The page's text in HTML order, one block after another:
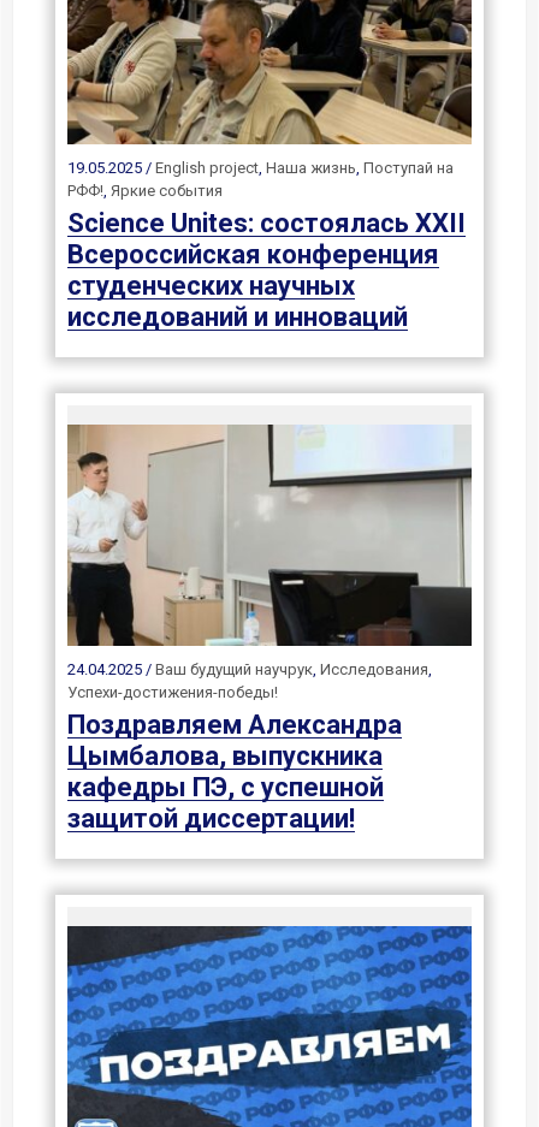
19.05.2025 / English project, Наша жизнь, Поступай на
РФФ!, Яркие события
Science Unites: состоялась XXII
Всероссийская конференция
студенческих научных
исследований и инноваций
24.04.2025 / Ваш будущий научрук, Исследования,
Успехи-достижения-победы!
Поздравляем Александра
Цымбалова, выпускника
кафедры ПЭ, с успешной
защитой диссертации!